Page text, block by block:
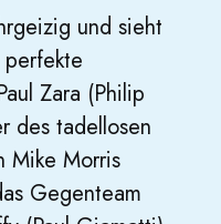
und sieht
Zara (Philip
des tadellosen
Mike Morris
Gegenteam